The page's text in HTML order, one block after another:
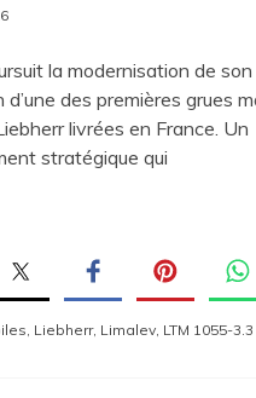
la modernisation de
d’une des premières grues
livrées en France. Un
stratégique qui
, Liebherr, Limalev, LTM 1055-3.3